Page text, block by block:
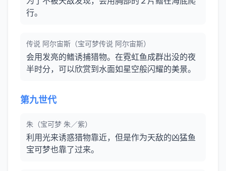
行。
传说 阿尔宙斯（宝可梦传说 阿尔宙斯）
会用发亮的鳍诱捕猎物。在霓虹鱼成群出没的夜
半时分，可以欣赏到水面如星空般闪耀的美景。
第九世代
朱（宝可梦 朱／紫）
利用光来诱惑猎物靠近，但是作为天敌的凶猛鱼
宝可梦也靠了过来。